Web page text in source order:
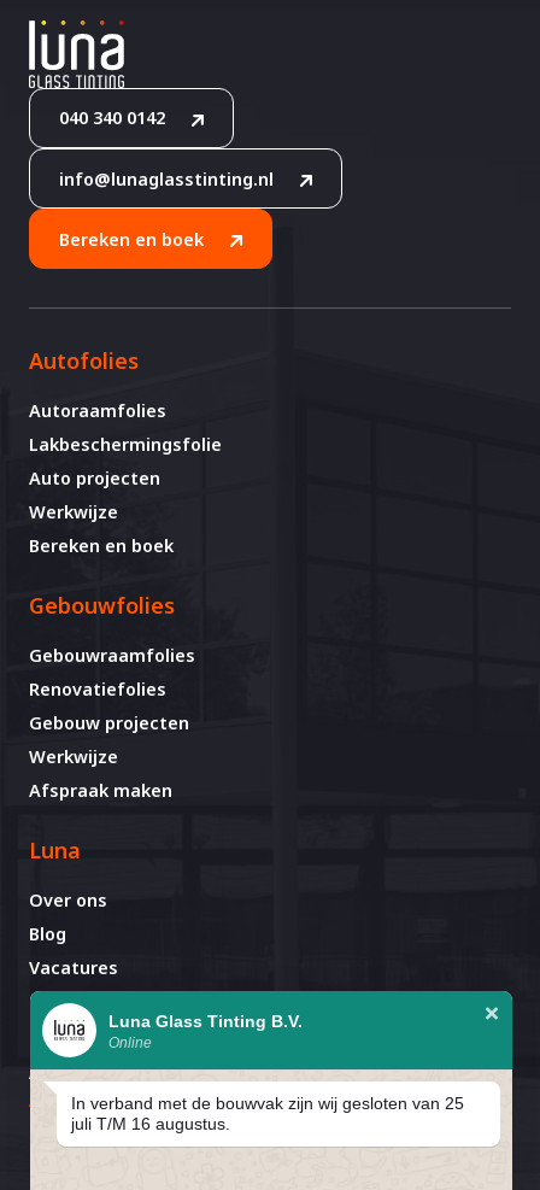
040 340 0142
info@lunaglasstinting.nl
Bereken en boek
Afspraak al gemaakt?
Avignonlaan 67
5627 GA Eindhoven
Autofolies
Autoraamfolies
Lakbeschermingsfolie
Auto projecten
Werkwijze
Bereken en boek
Gebouwfolies
Gebouwraamfolies
Renovatiefolies
Gebouw projecten
Werkwijze
Afspraak maken
Luna
Over ons
Blog
Vacatures
Contact
Luna Glass Tinting B.V.
Online
In verband met de bouwvak zijn wij gesloten van 25
juli T/M 16 augustus.